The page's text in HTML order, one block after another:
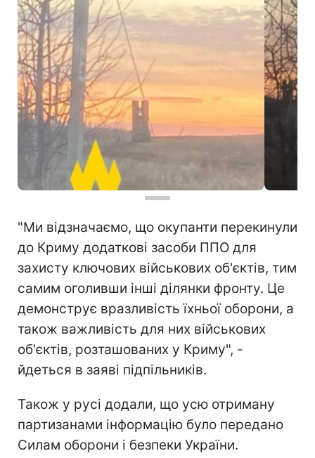
"Ми відзначаємо, що окупанти перекинули
до Криму додаткові засоби ППО для
захисту ключових військових об'єктів, тим
самим оголивши інші ділянки фронту. Це
демонструє вразливість їхньої оборони, а
також важливість для них військових
об'єктів, розташованих у Криму", -
йдеться в заяві підпільників.
Також у русі додали, що усю отриману
партизанами інформацію було передано
Силам оборони і безпеки України.